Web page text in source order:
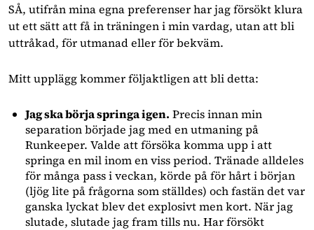
SÅ, utifrån mina egna preferenser har jag försökt klura
ut ett sätt att få in träningen i min vardag, utan att bli
uttråkad, för utmanad eller för bekväm.
Mitt upplägg kommer följaktligen att bli detta:
Jag ska börja springa igen. Precis innan min
separation började jag med en utmaning på
Runkeeper. Valde att försöka komma upp i att
springa en mil inom en viss period. Tränade alldeles
för många pass i veckan, körde på för hårt i början
(ljög lite på frågorna som ställdes) och fastän det var
ganska lyckat blev det explosivt men kort. När jag
slutade, slutade jag fram tills nu. Har försökt